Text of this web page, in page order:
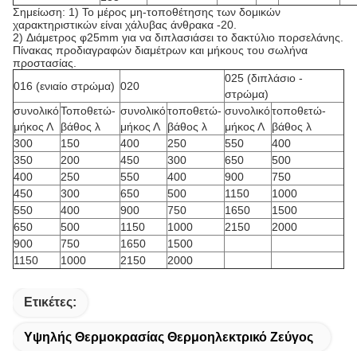
Σημείωση: 1) Το μέρος μη-τοποθέτησης των δομικών
χαρακτηριστικών είναι χάλυβας άνθρακα -20.
2) Διάμετρος φ25mm για να διπλασιάσει το δακτύλιο πορσελάνης.
Πίνακας προδιαγραφών διαμέτρων και μήκους του σωλήνα
προστασίας.
016 (ενιαίο στρώμα) 020
025 (διπλάσιο -
στρώμα)
συνολικό
μήκος Λ
Τοποθετώ-
βάθος λ
συνολικό
μήκος Λ
τοποθετώ-
βάθος λ
συνολικό
μήκος Λ
τοποθετώ-
βάθος λ
300
150 400 250 550
400
350
200 450 300 650
500
400
250 550 400 900
750
450
300 650 500 1150
1000
550
400 900 750 1650
1500
650
500 1150 1000 2150
2000
900
750 1650
1500
1150
1000 2150 2000
Ετικέτες:
Υψηλής Θερμοκρασίας Θερμοηλεκτρικό Ζεύγος